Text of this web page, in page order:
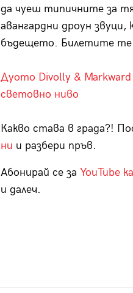
да чуеш типичните за
авангардни дроун
бъдещето. Билетите те
Дуото Divolly &
световно ниво
Какво става в града?!
ни и разбери пръв.
Абонирай се за YouTube
и далеч.